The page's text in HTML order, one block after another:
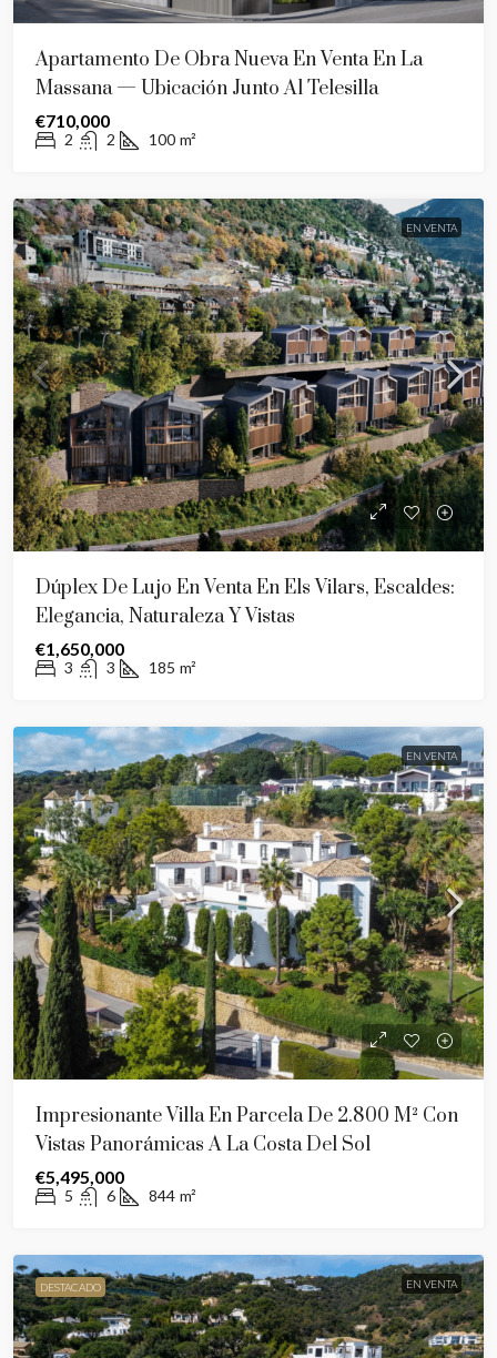
Apartamento De Obra Nueva En Venta En La
Massana — Ubicación Junto Al Telesilla
€710,000
2 2 100 m²
EN VENTA
Dúplex De Lujo En Venta En Els Vilars, Escaldes:
Elegancia, Naturaleza Y Vistas
€1,650,000
3 3 185 m²
EN VENTA
Impresionante Villa En Parcela De 2.800 M² Con
Vistas Panorámicas A La Costa Del Sol
€5,495,000
5 6 844 m²
DESTACADO EN VENTA